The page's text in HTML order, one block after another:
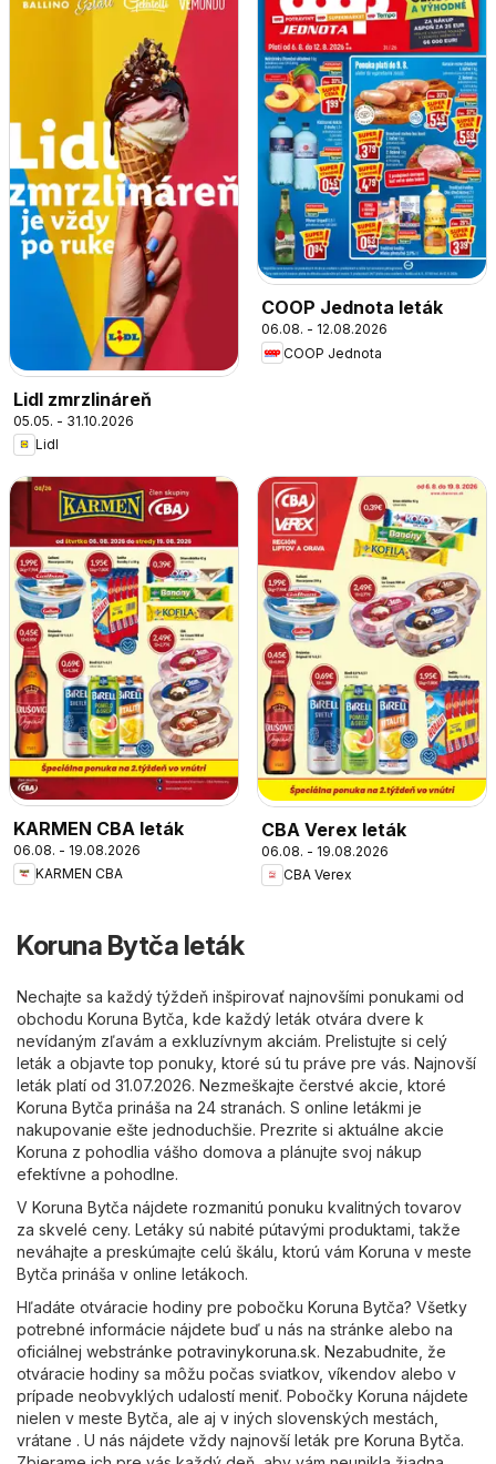
Lidl zmrzlináreň
05.05. - 31.10.2026
Lidl
COOP Jednota leták
06.08. - 12.08.2026
COOP Jednota
KARMEN CBA leták
06.08. - 19.08.2026
KARMEN CBA
CBA Verex leták
06.08. - 19.08.2026
CBA Verex
Koruna Bytča leták
Nechajte sa každý týždeň inšpirovať najnovšími ponukami od
obchodu Koruna Bytča, kde každý leták otvára dvere k
nevídaným zľavám a exkluzívnym akciám. Prelistujte si celý
leták a objavte top ponuky, ktoré sú tu práve pre vás. Najnovší
leták platí od 31.07.2026. Nezmeškajte čerstvé akcie, ktoré
Koruna Bytča prináša na 24 stranách. S online letákmi je
nakupovanie ešte jednoduchšie. Prezrite si aktuálne akcie
Koruna z pohodlia vášho domova a plánujte svoj nákup
efektívne a pohodlne.
V Koruna Bytča nájdete rozmanitú ponuku kvalitných tovarov
za skvelé ceny. Letáky sú nabité pútavými produktami, takže
neváhajte a preskúmajte celú škálu, ktorú vám Koruna v meste
Bytča prináša v online letákoch.
Hľadáte otváracie hodiny pre pobočku Koruna Bytča? Všetky
potrebné informácie nájdete buď u nás na stránke alebo na
oficiálnej webstránke potravinykoruna.sk. Nezabudnite, že
otváracie hodiny sa môžu počas sviatkov, víkendov alebo v
prípade neobvyklých udalostí meniť. Pobočky Koruna nájdete
nielen v meste Bytča, ale aj v iných slovenských mestách,
vrátane . U nás nájdete vždy najnovší leták pre Koruna Bytča.